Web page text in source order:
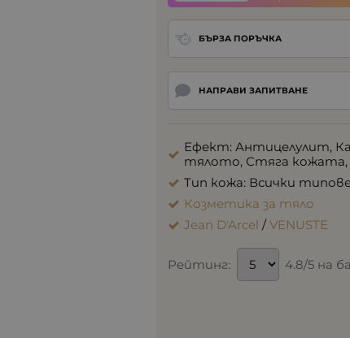
БЪРЗА ПОРЪЧКА
НАПРАВИ ЗАПИТВАНЕ
Ефект: Антицелулит,
тялото, Стяга кожата,
Тип кожа: Всички
Козметика за тяло
Jean D'Arcel /VENUSTE
Рейтинг: 4.8/5 на